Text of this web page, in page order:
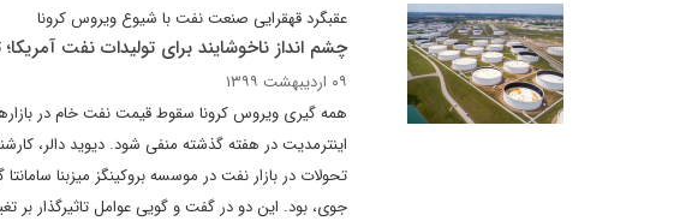
عقبگرد قهقرایی صنعت نفت با شیوع ویروس کرونا
چشم‌ انداز ناخوشایند برای تولیدات نفت
۰۹ اردیبهشت ۱۳۹۹
همه گیری ویروس کرونا سقوط قیمت نفت خام در
اینترمدیت در هفته گذشته منفی شود. دیوید دالر،
تحولات در بازار نفت در موسسه بروکینگز میزبنا
جوی، بود. این دو در گفت و گویی عوامل تاثیرگذار بر